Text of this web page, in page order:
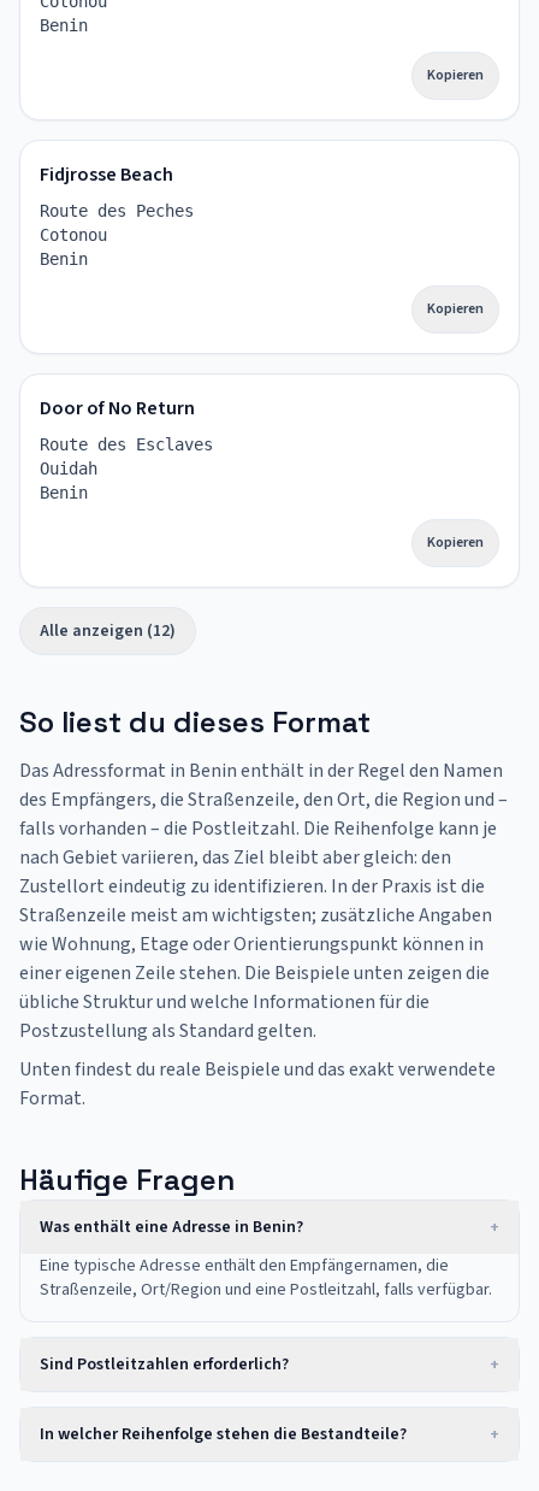
Benin
Kopieren
Fidjrosse Beach
Route des Peches
Cotonou
Benin
Kopieren
Door of No Return
Route des Esclaves
Ouidah
Benin
Kopieren
Alle anzeigen (12)
So liest du dieses Format
Das Adressformat in Benin enthält in der Regel den Namen
des Empfängers, die Straßenzeile, den Ort, die Region und –
falls vorhanden – die Postleitzahl. Die Reihenfolge kann je
nach Gebiet variieren, das Ziel bleibt aber gleich: den
Zustellort eindeutig zu identifizieren. In der Praxis ist die
Straßenzeile meist am wichtigsten; zusätzliche Angaben
wie Wohnung, Etage oder Orientierungspunkt können in
einer eigenen Zeile stehen. Die Beispiele unten zeigen die
übliche Struktur und welche Informationen für die
Postzustellung als Standard gelten.
Unten findest du reale Beispiele und das exakt verwendete
Format.
Häufige Fragen
Was enthält eine Adresse in Benin?
+
Eine typische Adresse enthält den Empfängernamen, die
Straßenzeile, Ort/Region und eine Postleitzahl, falls verfügbar.
Sind Postleitzahlen erforderlich? +
In welcher Reihenfolge stehen die Bestandteile? +